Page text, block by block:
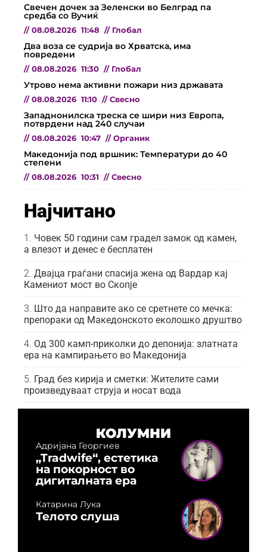
Свечен дочек за Зеленски во Белград па
средба со Вучиќ
// 08.08.2026 11:48 // Глобал
Два воза се судрија во Хрватска, има
повредени
// 08.08.2026 11:30 // Глобал
Утрово нема активни пожари низ државата
// 08.08.2026 11:10 // Свесно
Западнонилска треска се шири низ Европа,
потврдени над 240 случаи
// 08.08.2026 10:47 // Органик
Македонија под вршник: Температури до 40
степени
// 08.08.2026 10:31 // Свесно
Најчитано
Човек 50 години сам градел замок од камен,
а влезот и денес е бесплатен
Двајца граѓани спасија жена од Вардар кај
Камениот мост во Скопје
Што да направите ако се сретнете со мечка:
препораки од Македонското еколошко друштво
Од 300 камп-приколки до депонија: златната
ера на кампирањето во Македонија
Град без кирија и сметки: Жителите сами
произведуваат струја и носат вода
КОЛУМНИ
Адријана Георгиев
„Tradwife“, естетика
на покорност во
дигиталната ера
Катарина Лука
Телото слуша